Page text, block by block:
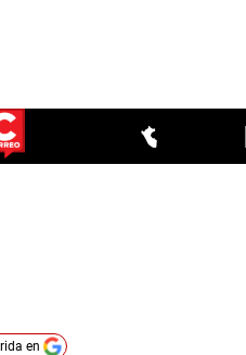
en